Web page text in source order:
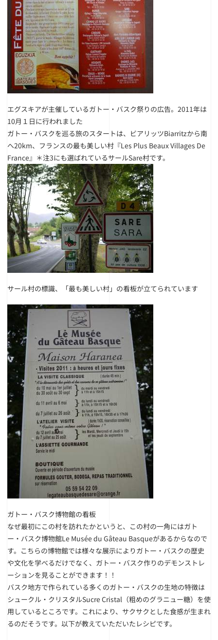
エグスキアが主催しているガトー・バスク祭りの広告。2011年は
10月１日に行われました
ガトー・バスクを巡る旅のスタートは、ビアリッツBiarritzから南
へ20km、フランスの最も美しい村『Les Plus Beaux Villages De
France』＊注3にも選ばれているサールSare村です。
サール村の標識、「最も美しい村」の看板が立てられています
ガトー・バスク博物館の看板
なぜ最初にこの村を訪れたかというと、この村の一角にはガト
ー・バスク博物館Le Musée du Gâteau Basqueがあるからなので
す。こちらの博物館では様々な展示によりガトー・バスクの歴史
や文化を学べるだけでなく、ガトー・バスク作りのデモンストレ
ーションを見ることができます！！
バスク地方で作られている多くのガトー・バスクの生地の特徴は
シュークル・クリスタルSucre Cristal（粗めのグラニュー糖）を使
用しているところです。これにより、サクサクとした食感が生まれ
るのだそうです。以下が教えていただいたレシピです。